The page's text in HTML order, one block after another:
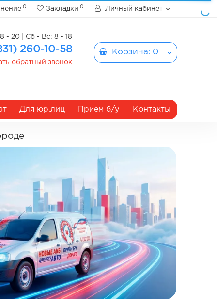
0 Закладки 0 Личный кабинет
- 20 | Сб - Вс: 8 - 18
260-10-58
обратный звонок
Корзина: 0
Для юр.лиц Прием б/у Контакты